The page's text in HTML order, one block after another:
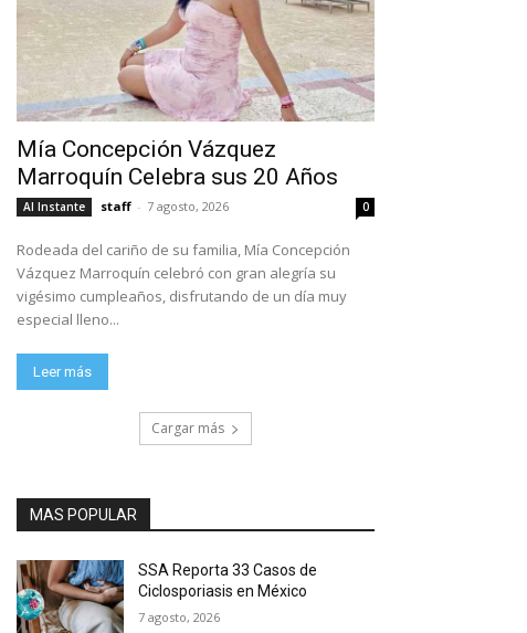
Mía Concepción Vázquez
Marroquín Celebra sus 20 Años
Al Instante staff - 7 agosto, 2026 0
Rodeada del cariño de su familia, Mía Concepción
Vázquez Marroquín celebró con gran alegría su
vigésimo cumpleaños, disfrutando de un día muy
especial lleno...
Leer más
Cargar más
MAS POPULAR
SSA Reporta 33 Casos de
Ciclosporiasis en México
7 agosto, 2026